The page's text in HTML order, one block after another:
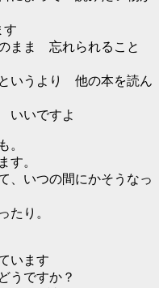
す
まま 忘れられること
いうより 他の本を読ん
いですよ
。
す。
、いつの間にかそうなっ
たり。
います
うですか？